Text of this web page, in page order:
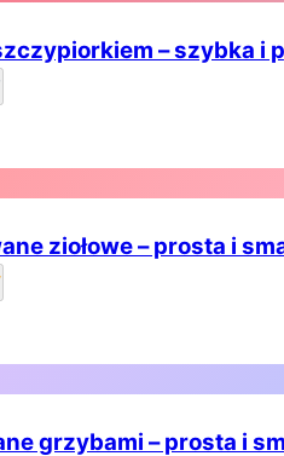
– szybka i
ziołowe – prosta i
grzybami – prosta i